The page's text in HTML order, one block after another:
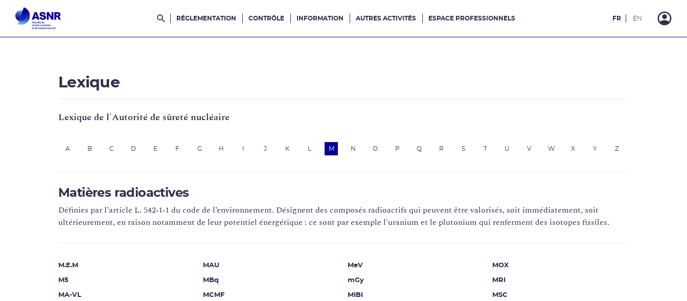
Rechercher dans le site
RÉGLEMENTATION CONTRÔLE INFORMATION AUTRES ACTIVITÉS ESPACE PROFESSIONNELS FR EN
Lexique
Lexique de l'Autorité de sûreté nucléaire
A B C D E F G H J K M N O P Q R S T U V W X Y Z
Matières radioactives
Définies par l’article L. 542‑1‑1 du code de l’environnement. Désignent des composés radioactifs qui peuvent être valorisés, soit immédiatement, soit
ultérieurement, en raison notamment de leur potentiel énergétique : ce sont par exemple l'uranium et le plutonium qui renferment des isotopes fissiles.
M.E.M
M5
MA-VL
MAU
MBq
MCMF
MeV
mGy
MIBI
MOX
MRI
MSC